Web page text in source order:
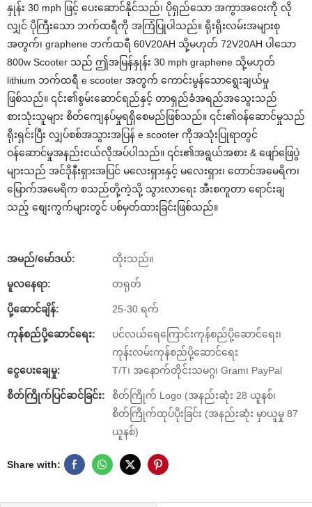
နှုန်း 30 mph ဖြင့် ပေးဆောင်နိုင်သည်၊ ပိုရှည်သော အကွာအဝေးကို လို
လျှင် ပိုကြီးသော ဘက်ထရီကို အကြံပြုပါသည်။ ရိုးရိုးလမ်းအများစု
အတွက်၊ graphene ဘက်ထရီ 60V20AH သို့မဟုတ် 72V20AH ပါသော
800w Scooter သည် ဤအမြန်နှုန်း 30 mph graphene သို့မဟုတ်
lithium ဘက်ထရီ e scooter အတွက် ကောင်းမွန်သောရွေးချယ်မှု
ဖြစ်သည်။ ၎င်း၏စွမ်းဆောင်ရည်နှင့် တာရှည်ခံအရည်အသွေးသည်
စားသုံးသူများ စိတ်ကျေနပ်မှုရရှိစေမည်ဖြစ်သည်။ ၎င်း၏ဝန်ဆောင်မှုသည်
ရိုးရှင်းပြီး လျှပ်စစ်အသွားအပြန် e scooter ကိုအသုံးပြုရာတွင်
ဝန်ဆောင်မှုအနည်းငယ်လိုအပ်ပါသည်။ ၎င်း၏အရွယ်အစား & ဖျော်ဖြေပွဲ
များသည် အင်ဒိုနီးရှားအပြင် မလေးရှားနှင့် မလေးရှား၊ တောင်အမေရိက၊
မြောက်အမေရိက စသည်တို့ကဲ့သို့ သွားလာရေး အီးစကူတာ ရောင်းချ
သည့် စျေးကွက်များတွင် ပစ်မှတ်ထားခြင်းဖြစ်သည်။
အမည်/မော်ဒယ်: ထိုးသည်။
မူလနေရာ: တရုတ်
ပို့ဆောင်ချိန်: 25-30 ရက်
ကုန်စည်ပို့ဆောင်ရေး:
ပင်လယ်ရေကြောင်းကုန်စည်ပို့ဆောင်ရေး၊
ကုန်းလမ်းကုန်စည်ပို့ဆောင်ရေး
ငွေပေးချေမှု:
T/T၊ အနောက်တိုင်းသမဂ္ဂ၊ Gram၊ PayPal
စိတ်ကြိုက်ပြင်ဆင်ခြင်း:
စိတ်ကြိုက် Logo (အနည်းဆုံး 28 ယူနစ်၊
စိတ်ကြိုက်ထုပ်ပိုးခြင်း (အနည်းဆုံး မှာယူမှု 87
ယူနစ်)
Share with: